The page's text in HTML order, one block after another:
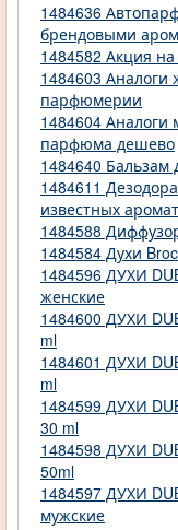
1484636
брендовыми
1484582 Акция
1484603 Аналоги
парфюмерии
1484604 Аналоги
парфюма дешево
1484640 Бальзам
1484611
известных
1484588
1484584 Духи
1484596 ДУХИ
женские
1484600 ДУХИ
ml
1484601 ДУХИ
ml
1484599 ДУХИ
30 ml
1484598 ДУХИ
50ml
1484597 ДУХИ
мужские